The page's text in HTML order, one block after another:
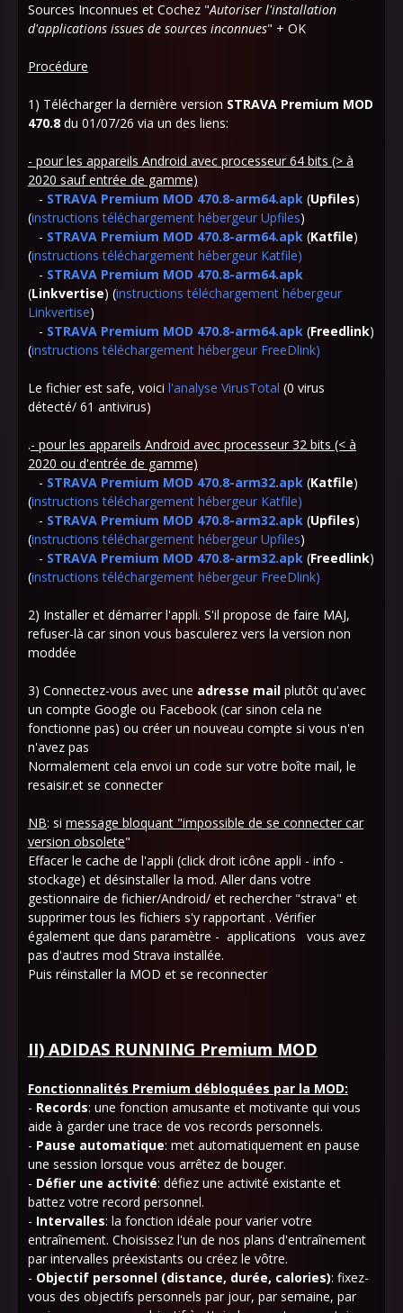
Sources Inconnues et Cochez "Autoriser l'installation
d'applications issues de sources inconnues" + OK
Procédure
1) Télécharger la dernière version STRAVA Premium MOD
470.8 du 01/07/26 via un des liens:
- pour les appareils Android avec processeur 64 bits (> à
2020 sauf entrée de gamme)
- STRAVA Premium MOD 470.8-arm64.apk (Upfiles)
(instructions téléchargement hébergeur Upfiles)
- STRAVA Premium MOD 470.8-arm64.apk (Katfile)
(instructions téléchargement hébergeur Katfile)
- STRAVA Premium MOD 470.8-arm64.apk
(Linkvertise) (instructions téléchargement hébergeur
Linkvertise)
- STRAVA Premium MOD 470.8-arm64.apk (Freedlink)
(instructions téléchargement hébergeur FreeDlink)
Le fichier est safe, voici l'analyse VirusTotal (0 virus
détecté/ 61 antivirus)
.- pour les appareils Android avec processeur 32 bits (< à
2020 ou d'entrée de gamme)
- STRAVA Premium MOD 470.8-arm32.apk (Katfile)
(instructions téléchargement hébergeur Katfile)
- STRAVA Premium MOD 470.8-arm32.apk (Upfiles)
(instructions téléchargement hébergeur Upfiles)
- STRAVA Premium MOD 470.8-arm32.apk (Freedlink)
(instructions téléchargement hébergeur FreeDlink)
2) Installer et démarrer l'appli. S'il propose de faire MAJ,
refuser-là car sinon vous basculerez vers la version non
moddée
3) Connectez-vous avec une adresse mail plutôt qu'avec
un compte Google ou Facebook (car sinon cela ne
fonctionne pas) ou créer un nouveau compte si vous n'en
n'avez pas
Normalement cela envoi un code sur votre boîte mail, le
resaisir.et se connecter
NB: si message bloquant "impossible de se connecter car
version obsolete"
Effacer le cache de l'appli (click droit icône appli - info -
stockage) et désinstaller la mod. Aller dans votre
gestionnaire de fichier/Android/ et rechercher "strava" et
supprimer tous les fichiers s'y rapportant . Vérifier
également que dans paramètre - applications vous avez
pas d'autres mod Strava installée.
Puis réinstaller la MOD et se reconnecter
II) ADIDAS RUNNING Premium MOD
Fonctionnalités Premium débloquées par la MOD:
- Records: une fonction amusante et motivante qui vous
aide à garder une trace de vos records personnels.
- Pause automatique: met automatiquement en pause
une session lorsque vous arrêtez de bouger.
- Défier une activité: défiez une activité existante et
battez votre record personnel.
- Intervalles: la fonction idéale pour varier votre
entraînement. Choisissez l'un de nos plans d'entraînement
par intervalles préexistants ou créez le vôtre.
- Objectif personnel (distance, durée, calories): fixez-
vous des objectifs personnels par jour, par semaine, par